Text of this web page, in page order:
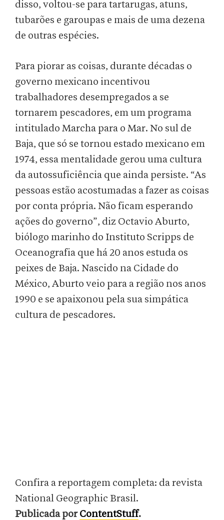
disso, voltou-se para tartarugas, atuns,
tubarões e garoupas e mais de uma dezena
de outras espécies.
Para piorar as coisas, durante décadas o
governo mexicano incentivou
trabalhadores desempregados a se
tornarem pescadores, em um programa
intitulado Marcha para o Mar. No sul de
Baja, que só se tornou estado mexicano em
1974, essa mentalidade gerou uma cultura
da autossuficiência que ainda persiste. “As
pessoas estão acostumadas a fazer as coisas
por conta própria. Não ficam esperando
ações do governo”, diz Octavio Aburto,
biólogo marinho do Instituto Scripps de
Oceanografia que há 20 anos estuda os
peixes de Baja. Nascido na Cidade do
México, Aburto veio para a região nos anos
1990 e se apaixonou pela sua simpática
cultura de pescadores.
Confira a reportagem completa: da revista
National Geographic Brasil.
Publicada porContentStuff.